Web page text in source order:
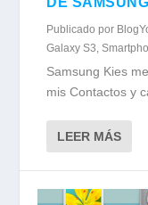
Publicado por
Galaxy S3 ,
Samsung Kies
mis Contactos y
LEER MÁS